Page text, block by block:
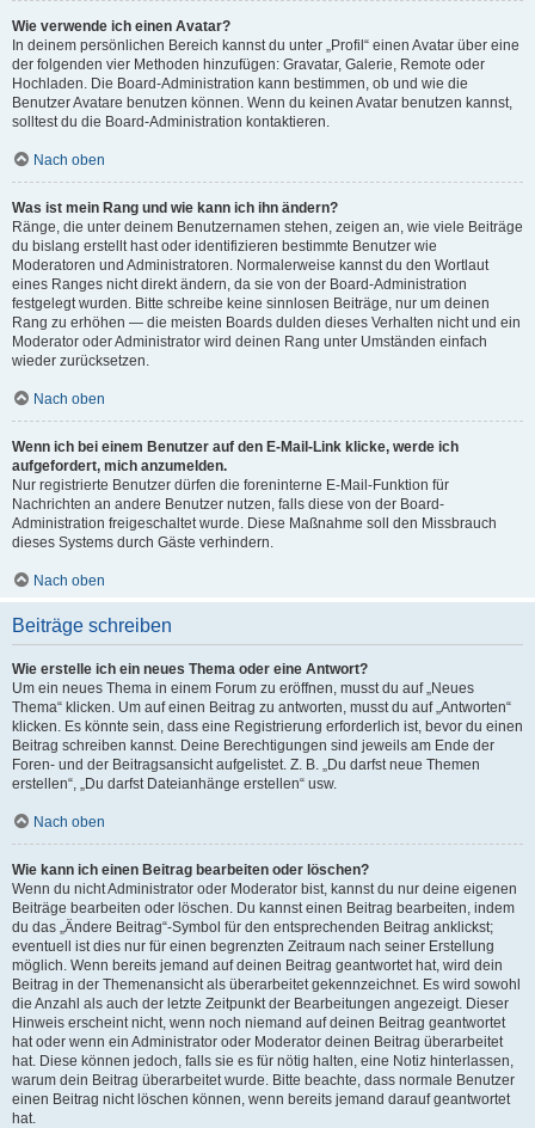
Wie verwende ich einen Avatar?
In deinem persönlichen Bereich kannst du unter „Profil“ einen Avatar über eine
der folgenden vier Methoden hinzufügen: Gravatar, Galerie, Remote oder
Hochladen. Die Board-Administration kann bestimmen, ob und wie die
Benutzer Avatare benutzen können. Wenn du keinen Avatar benutzen kannst,
solltest du die Board-Administration kontaktieren.
Nach oben
Was ist mein Rang und wie kann ich ihn ändern?
Ränge, die unter deinem Benutzernamen stehen, zeigen an, wie viele Beiträge
du bislang erstellt hast oder identifizieren bestimmte Benutzer wie
Moderatoren und Administratoren. Normalerweise kannst du den Wortlaut
eines Ranges nicht direkt ändern, da sie von der Board-Administration
festgelegt wurden. Bitte schreibe keine sinnlosen Beiträge, nur um deinen
Rang zu erhöhen — die meisten Boards dulden dieses Verhalten nicht und ein
Moderator oder Administrator wird deinen Rang unter Umständen einfach
wieder zurücksetzen.
Nach oben
Wenn ich bei einem Benutzer auf den E-Mail-Link klicke, werde ich
aufgefordert, mich anzumelden.
Nur registrierte Benutzer dürfen die foreninterne E-Mail-Funktion für
Nachrichten an andere Benutzer nutzen, falls diese von der Board-
Administration freigeschaltet wurde. Diese Maßnahme soll den Missbrauch
dieses Systems durch Gäste verhindern.
Nach oben
Beiträge schreiben
Wie erstelle ich ein neues Thema oder eine Antwort?
Um ein neues Thema in einem Forum zu eröffnen, musst du auf „Neues
Thema“ klicken. Um auf einen Beitrag zu antworten, musst du auf „Antworten“
klicken. Es könnte sein, dass eine Registrierung erforderlich ist, bevor du einen
Beitrag schreiben kannst. Deine Berechtigungen sind jeweils am Ende der
Foren- und der Beitragsansicht aufgelistet. Z. B. „Du darfst neue Themen
erstellen“, „Du darfst Dateianhänge erstellen“ usw.
Nach oben
Wie kann ich einen Beitrag bearbeiten oder löschen?
Wenn du nicht Administrator oder Moderator bist, kannst du nur deine eigenen
Beiträge bearbeiten oder löschen. Du kannst einen Beitrag bearbeiten, indem
du das „Ändere Beitrag“-Symbol für den entsprechenden Beitrag anklickst;
eventuell ist dies nur für einen begrenzten Zeitraum nach seiner Erstellung
möglich. Wenn bereits jemand auf deinen Beitrag geantwortet hat, wird dein
Beitrag in der Themenansicht als überarbeitet gekennzeichnet. Es wird sowohl
die Anzahl als auch der letzte Zeitpunkt der Bearbeitungen angezeigt. Dieser
Hinweis erscheint nicht, wenn noch niemand auf deinen Beitrag geantwortet
hat oder wenn ein Administrator oder Moderator deinen Beitrag überarbeitet
hat. Diese können jedoch, falls sie es für nötig halten, eine Notiz hinterlassen,
warum dein Beitrag überarbeitet wurde. Bitte beachte, dass normale Benutzer
einen Beitrag nicht löschen können, wenn bereits jemand darauf geantwortet
hat.